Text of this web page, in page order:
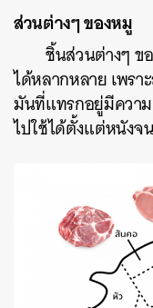
ส่วนต่างๆของหมู
ชิ้นส่วนต่างๆข
ได้หลากหลายเพร
มันที่แทรกอยู่มีควา
ไปใช้ได้ตั้งแต่หนังจ